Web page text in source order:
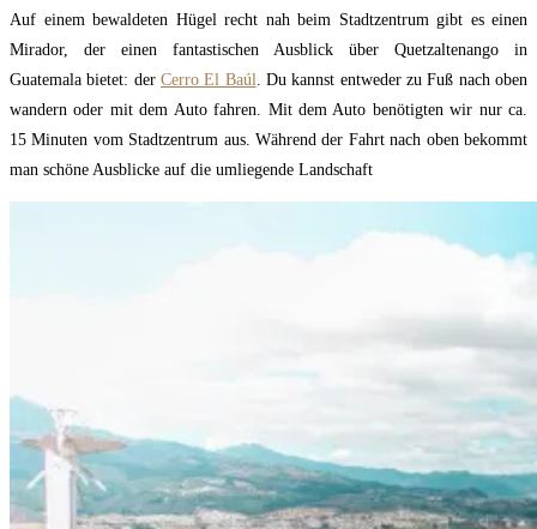
Auf einem bewaldeten Hügel recht nah beim Stadtzentrum gibt es einen
Mirador, der einen fantastischen Ausblick über Quetzaltenango in
Guatemala bietet: der Cerro El Baúl . Du kannst entweder zu Fuß nach oben
wandern oder mit dem Auto fahren. Mit dem Auto benötigten wir nur ca.
15 Minuten vom Stadtzentrum aus. Während der Fahrt nach oben bekommt
man schöne Ausblicke auf die umliegende Landschaft